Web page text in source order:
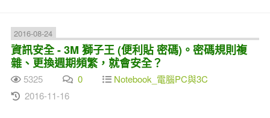
2016-08-24
資訊安全 - 3M 獅子王 (便利貼 密碼)。密碼規則複
雜、更換週期頻繁，就會安全？
5325 0
Notebook_電腦PC與3C
2016-11-16